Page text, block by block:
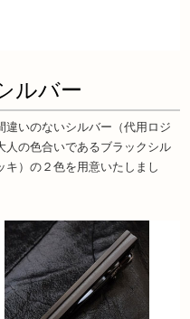
ルバー
違いのないシルバー（代用ロジ
人の色合いであるブラックシル
）の２色を用意いたしまし